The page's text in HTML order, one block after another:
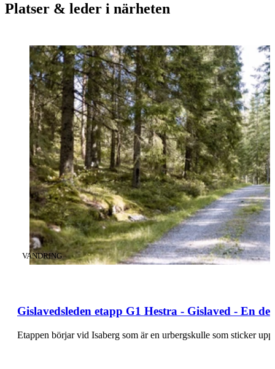
Platser & leder i närheten
Gislavedsleden etapp G1 Hestra - Gislaved - En
KATEGORI:
VANDRING
Etappen börjar vid Isaberg som är en urbergskulle som sticker